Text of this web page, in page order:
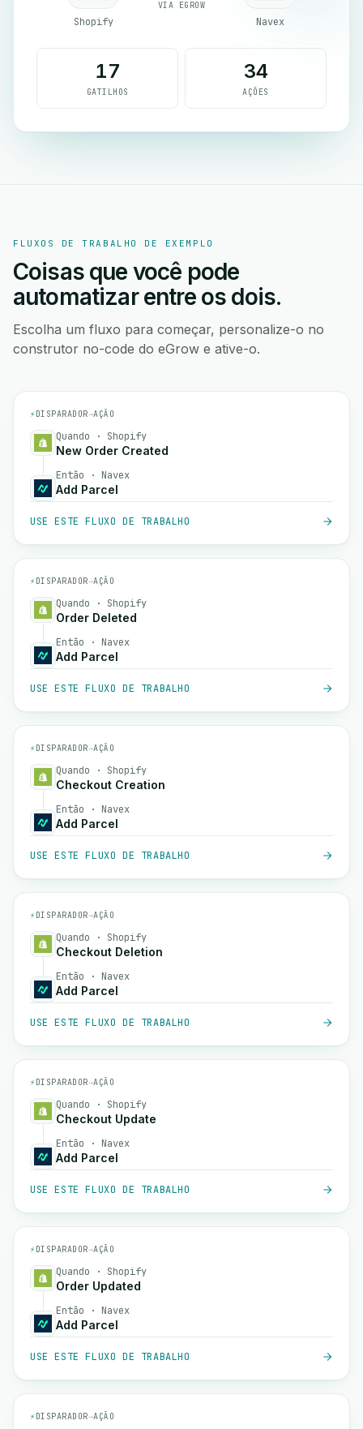
Shopify
VIA EGROW
Navex
17
GATILHOS
34
AÇÕES
FLUXOS DE TRABALHO DE EXEMPLO
Coisas que você pode
automatizar entre os dois.
Escolha um fluxo para começar, personalize-o no
construtor no-code do eGrow e ative-o.
⚡ DISPARADOR→AÇÃO
Quando · Shopify
New Order Created
Então · Navex
Add Parcel
USE ESTE FLUXO DE TRABALHO
⚡ DISPARADOR→AÇÃO
Quando · Shopify
Order Deleted
Então · Navex
Add Parcel
USE ESTE FLUXO DE TRABALHO
⚡ DISPARADOR→AÇÃO
Quando · Shopify
Checkout Creation
Então · Navex
Add Parcel
USE ESTE FLUXO DE TRABALHO
⚡ DISPARADOR→AÇÃO
Quando · Shopify
Checkout Deletion
Então · Navex
Add Parcel
USE ESTE FLUXO DE TRABALHO
⚡ DISPARADOR→AÇÃO
Quando · Shopify
Checkout Update
Então · Navex
Add Parcel
USE ESTE FLUXO DE TRABALHO
⚡ DISPARADOR→AÇÃO
Quando · Shopify
Order Updated
Então · Navex
Add Parcel
USE ESTE FLUXO DE TRABALHO
⚡ DISPARADOR→AÇÃO